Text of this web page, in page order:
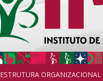
ESTRUTURA ORGANIZACIONAL